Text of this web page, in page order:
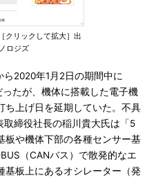
クリックして拡大］出
ロジズ
2020年1月2日の期間中に
たが、機体に搭載した電子機
ち上げ日を延期していた。不具
締役社長の稲川貴大氏は「5
板や機体下部の各種センサー基
（CANバス）で散発的なエ
基板上にあるオシレーター（発